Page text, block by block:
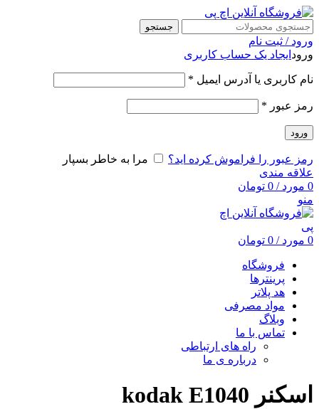
جستجو
ورود / ثبت نام
ورود ایجاد یک حساب کاربری
نام کاربری یا آدرس ایمیل *
رمز عبور *
ورود
رمز عبور را فراموش کرده اید؟
مرا به خاطر بسپار
علاقه مندی
0 مورد /
0 تومان
منو
0 مورد /
0 تومان
فروشگاه
پرینترها
هد پلاتر
مواد مصرفی
وبلاگ
تماس با ما
راه های ارتباطی
درباره ی ما
اسکنر kodak E1040